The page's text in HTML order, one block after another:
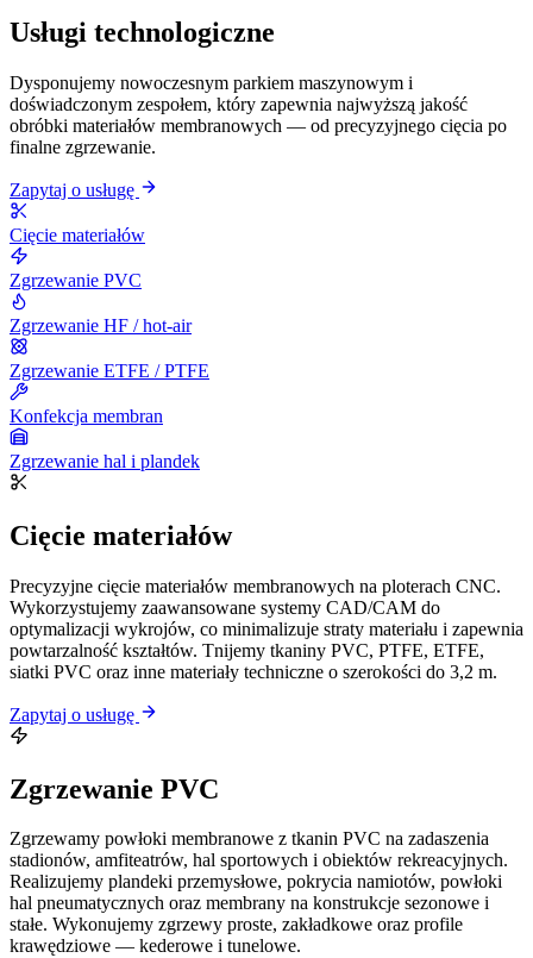
Usługi technologiczne
Dysponujemy nowoczesnym parkiem maszynowym i
doświadczonym zespołem, który zapewnia najwyższą jakość
obróbki materiałów membranowych — od precyzyjnego cięcia po
finalne zgrzewanie.
Zapytaj o usługę
Cięcie materiałów
Zgrzewanie PVC
Zgrzewanie HF / hot-air
Zgrzewanie ETFE / PTFE
Konfekcja membran
Zgrzewanie hal i plandek
Cięcie materiałów
Precyzyjne cięcie materiałów membranowych na ploterach CNC.
Wykorzystujemy zaawansowane systemy CAD/CAM do
optymalizacji wykrojów, co minimalizuje straty materiału i zapewnia
powtarzalność kształtów. Tnijemy tkaniny PVC, PTFE, ETFE,
siatki PVC oraz inne materiały techniczne o szerokości do 3,2 m.
Zapytaj o usługę
Zgrzewanie PVC
Zgrzewamy powłoki membranowe z tkanin PVC na zadaszenia
stadionów, amfiteatrów, hal sportowych i obiektów rekreacyjnych.
Realizujemy plandeki przemysłowe, pokrycia namiotów, powłoki
hal pneumatycznych oraz membrany na konstrukcje sezonowe i
stałe. Wykonujemy zgrzewy proste, zakładkowe oraz profile
krawędziowe — kederowe i tunelowe.